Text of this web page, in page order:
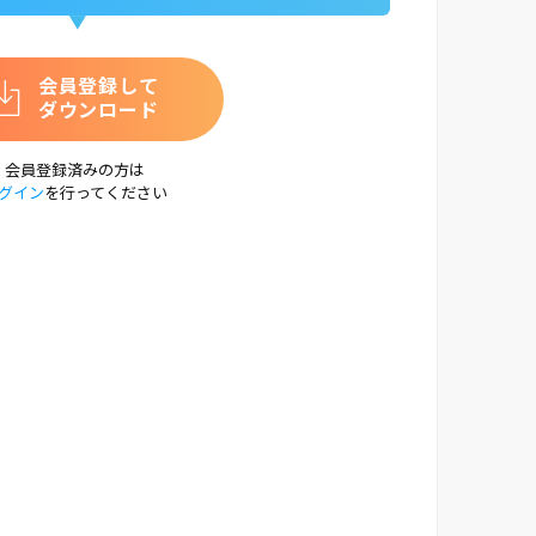
会員登録して
ダウンロード
会員登録済みの方は
インを行ってください